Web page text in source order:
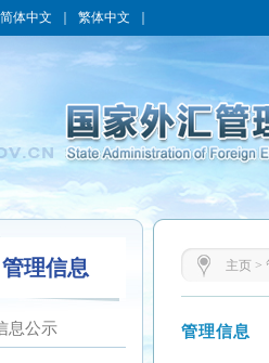
简体中文 繁体中文
管理信息
息公示
主页 >
管理信息